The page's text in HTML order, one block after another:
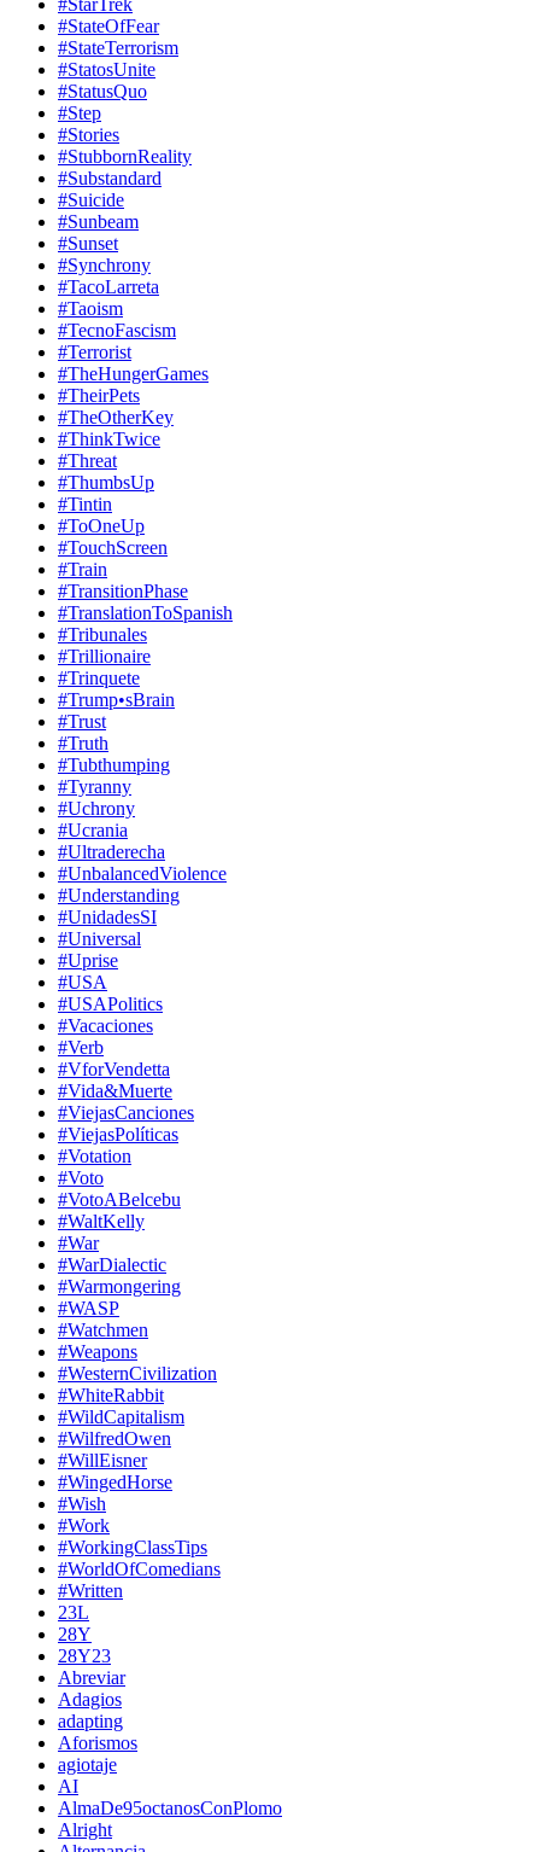
#StarTrek
#StateOfFear
#StateTerrorism
#StatosUnite
#StatusQuo
#Step
#Stories
#StubbornReality
#Substandard
#Suicide
#Sunbeam
#Sunset
#Synchrony
#TacoLarreta
#Taoism
#TecnoFascism
#Terrorist
#TheHungerGames
#TheirPets
#TheOtherKey
#ThinkTwice
#Threat
#ThumbsUp
#Tintin
#ToOneUp
#TouchScreen
#Train
#TransitionPhase
#TranslationToSpanish
#Tribunales
#Trillionaire
#Trinquete
#Trump•sBrain
#Trust
#Truth
#Tubthumping
#Tyranny
#Uchrony
#Ucrania
#Ultraderecha
#UnbalancedViolence
#Understanding
#UnidadesSI
#Universal
#Uprise
#USA
#USAPolitics
#Vacaciones
#Verb
#VforVendetta
#Vida&Muerte
#ViejasCanciones
#ViejasPolíticas
#Votation
#Voto
#VotoABelcebu
#WaltKelly
#War
#WarDialectic
#Warmongering
#WASP
#Watchmen
#Weapons
#WesternCivilization
#WhiteRabbit
#WildCapitalism
#WilfredOwen
#WillEisner
#WingedHorse
#Wish
#Work
#WorkingClassTips
#WorldOfComedians
#Written
23L
28Y
28Y23
Abreviar
Adagios
adapting
Aforismos
agiotaje
AI
AlmaDe95octanosConPlomo
Alright